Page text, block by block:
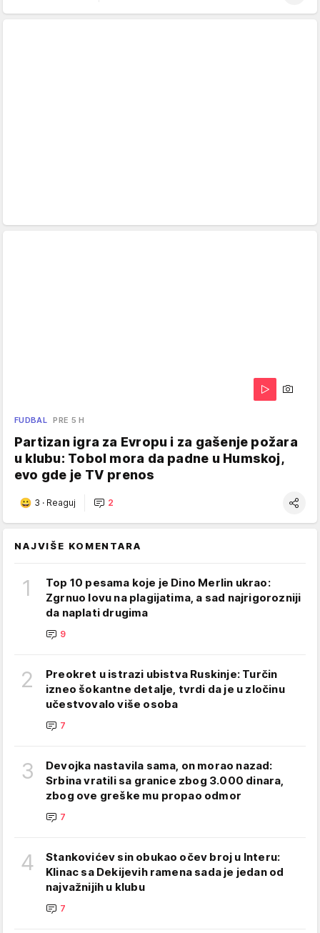
FUDBAL PRE 5 H
Partizan igra za Evropu i za gašenje požara
u klubu: Tobol mora da padne u Humskoj,
evo gde je TV prenos
3 · Reaguj 2
NAJVIŠE KOMENTARA
1
Top 10 pesama koje je Dino Merlin ukrao:
Zgrnuo lovu na plagijatima, a sad najrigorozniji
da naplati drugima
9
2
Preokret u istrazi ubistva Ruskinje: Turčin
izneo šokantne detalje, tvrdi da je u zločinu
učestvovalo više osoba
7
3
Devojka nastavila sama, on morao nazad:
Srbina vratili sa granice zbog 3.000 dinara,
zbog ove greške mu propao odmor
7
4
Stankovićev sin obukao očev broj u Interu:
Klinac sa Dekijevih ramena sada je jedan od
najvažnijih u klubu
7